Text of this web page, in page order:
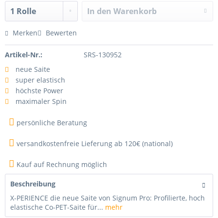
In den Warenkorb
Merken Bewerten
Artikel-Nr.:
SRS-130952
neue Saite
super elastisch
höchste Power
maximaler Spin
persönliche Beratung
versandkostenfreie Lieferung ab 120€ (national)
Kauf auf Rechnung möglich
Beschreibung
X-PERIENCE die neue Saite von Signum Pro: Profilierte, hoch
elastische Co-PET-Saite für... mehr